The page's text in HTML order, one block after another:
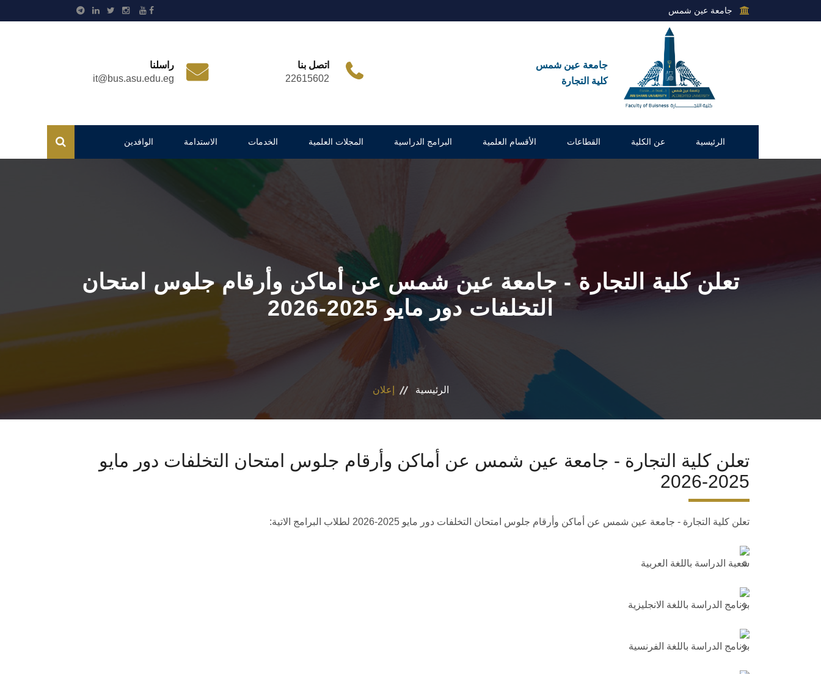
جامعة عين شمس
جامعة عين شمس
كلية التجارة
اتصل بنا
22615602
راسلنا
it@bus.asu.edu.eg
الرئيسية عن الكلية القطاعات الأقسام العلمية البرامج الدراسية المجلات العلمية الخدمات الاستدامة الوافدين
تعلن كلية التجارة - جامعة عين شمس عن أماكن وأرقام جلوس امتحان
التخلفات دور مايو 2025-2026
الرئيسية إعلان
تعلن كلية التجارة - جامعة عين شمس عن أماكن وأرقام جلوس امتحان التخلفات دور مايو
2025-2026
تعلن كلية التجارة - جامعة عين شمس عن أماكن وأرقام جلوس امتحان التخلفات دور مايو 2025-2026 لطلاب البرامج الاتية:
شعبة الدراسة باللغة العربية
برنامج الدراسة باللغة الانجليزية
برنامج الدراسة باللغة الفرنسية